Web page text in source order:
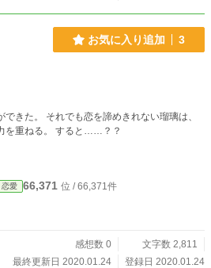
お気に入り追加 3
きた。 それでも恋を諦めきれない瑠璃は、
を重ねる。 すると……？？
恋愛 66,371 位 / 66,371件
感想数 0
文字数 2,811
最終更新日 2020.01.24
登録日 2020.01.24